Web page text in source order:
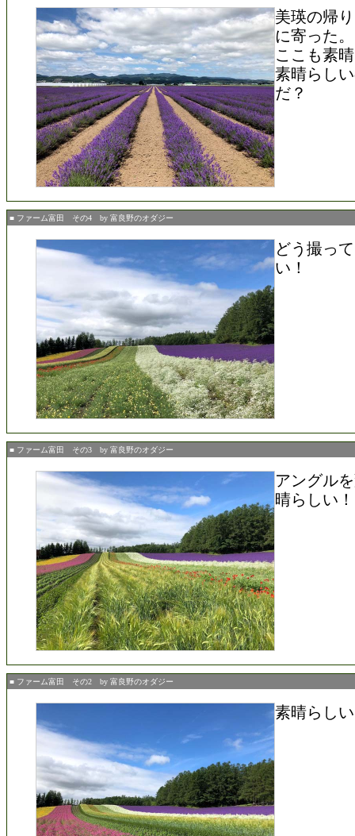
美瑛の帰
に寄った。
ここも素
素晴らし
だ？
■ ファーム富田 その4 by 富良野のオダジー
どう撮っ
い！
■ ファーム富田 その3 by 富良野のオダジー
アングル
晴らしい！
■ ファーム富田 その2 by 富良野のオダジー
素晴らし